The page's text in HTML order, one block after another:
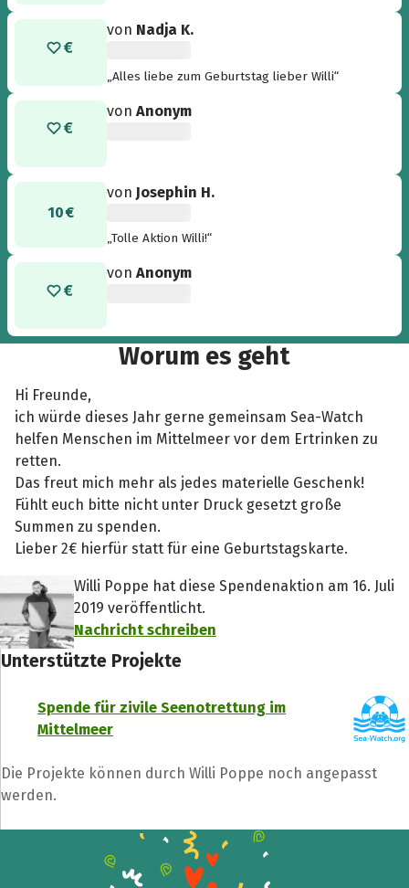
von Nadja K.
„Alles liebe zum Geburtstag lieber Willi“
vonAnonym
10 €
von Josephin H.
„Tolle Aktion Willi!“
vonAnonym
Worum es geht
Hi Freunde,
ich würde dieses Jahr gerne gemeinsam Sea-Watch
helfen Menschen im Mittelmeer vor dem Ertrinken zu
retten.
Das freut mich mehr als jedes materielle Geschenk!
Fühlt euch bitte nicht unter Druck gesetzt große
Summen zu spenden.
Lieber 2€ hierfür statt für eine Geburtstagskarte.
Willi Poppe hat diese Spendenaktion am 16. Juli
2019 veröffentlicht.
Nachricht schreiben
Unterstützte Projekte
Spende für zivile Seenotrettung im
Mittelmeer
Die Projekte können durch Willi Poppe noch angepasst
werden.